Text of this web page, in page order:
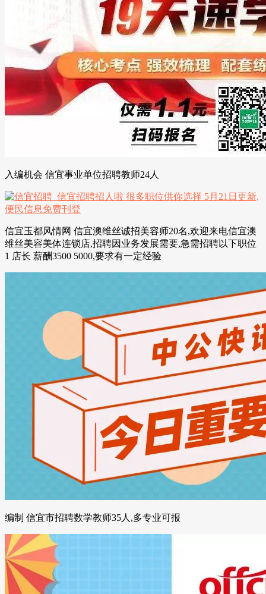
入编机会 信宜事业单位招聘教师24人
信宜玉都风情网 信宜澳维丝诚招美容师20名,欢迎来电信宜澳
维丝美容美体连锁店,招聘因业务发展需要,急需招聘以下职位
1 店长 薪酬3500 5000,要求有一定经验
编制 信宜市招聘数学教师35人,多专业可报